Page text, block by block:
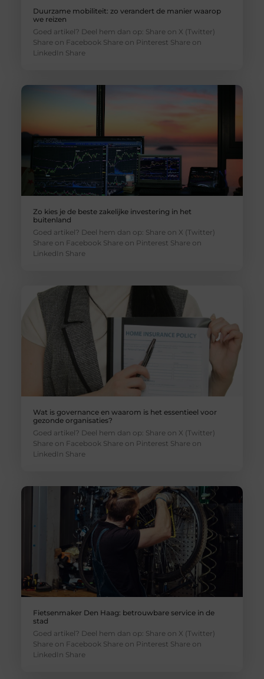
Duurzame mobiliteit: zo verandert de manier waarop
we reizen
Goed artikel? Deel hem dan op: Share on X (Twitter)
Share on Facebook Share on Pinterest Share on
LinkedIn Share
Zo kies je de beste zakelijke investering in het
buitenland
Goed artikel? Deel hem dan op: Share on X (Twitter)
Share on Facebook Share on Pinterest Share on
LinkedIn Share
Wat is governance en waarom is het essentieel voor
gezonde organisaties?
Goed artikel? Deel hem dan op: Share on X (Twitter)
Share on Facebook Share on Pinterest Share on
LinkedIn Share
Fietsenmaker Den Haag: betrouwbare service in de
stad
Goed artikel? Deel hem dan op: Share on X (Twitter)
Share on Facebook Share on Pinterest Share on
LinkedIn Share